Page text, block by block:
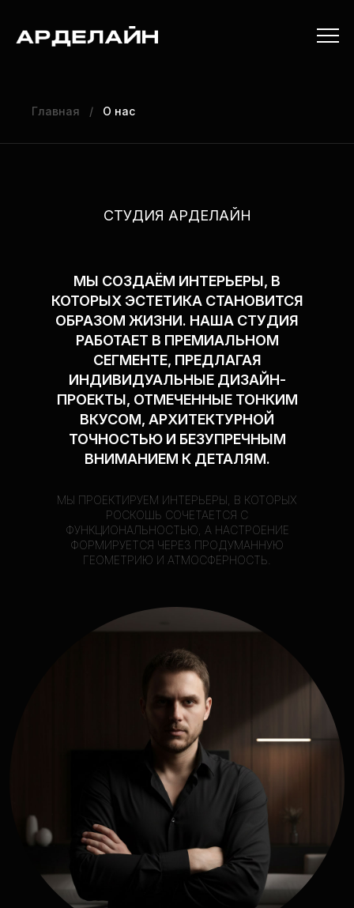
Главная / О нас
СТУДИЯ АРДЕЛАЙН
МЫ СОЗДАЁМ ИНТЕРЬЕРЫ, В
КОТОРЫХ ЭСТЕТИКА СТАНОВИТСЯ
ОБРАЗОМ ЖИЗНИ. НАША СТУДИЯ
РАБОТАЕТ В ПРЕМИАЛЬНОМ
СЕГМЕНТЕ, ПРЕДЛАГАЯ
ИНДИВИДУАЛЬНЫЕ ДИЗАЙН-
ПРОЕКТЫ, ОТМЕЧЕННЫЕ ТОНКИМ
ВКУСОМ, АРХИТЕКТУРНОЙ
ТОЧНОСТЬЮ И БЕЗУПРЕЧНЫМ
ВНИМАНИЕМ К ДЕТАЛЯМ.
МЫ ПРОЕКТИРУЕМ ИНТЕРЬЕРЫ, В КОТОРЫХ
РОСКОШЬ СОЧЕТАЕТСЯ С
ФУНКЦИОНАЛЬНОСТЬЮ, А НАСТРОЕНИЕ
ФОРМИРУЕТСЯ ЧЕРЕЗ ПРОДУМАННУЮ
ГЕОМЕТРИЮ И АТМОСФЕРНОСТЬ.